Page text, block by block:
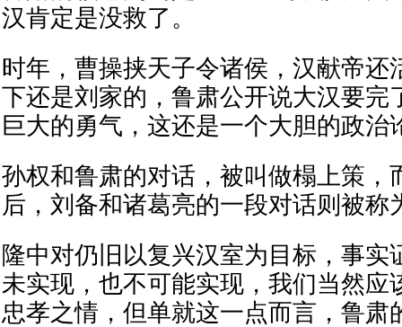
汉肯定是没救了。
时年，曹操挟天子令诸侯，汉献帝还
下还是刘家的，鲁肃公开说大汉要完
巨大的勇气，这还是一个大胆的政治
孙权和鲁肃的对话，被叫做榻上策，
后，刘备和诸葛亮的一段对话则被称
隆中对仍旧以复兴汉室为目标，事实
未实现，也不可能实现，我们当然应
忠孝之情，但单就这一点而言，鲁肃